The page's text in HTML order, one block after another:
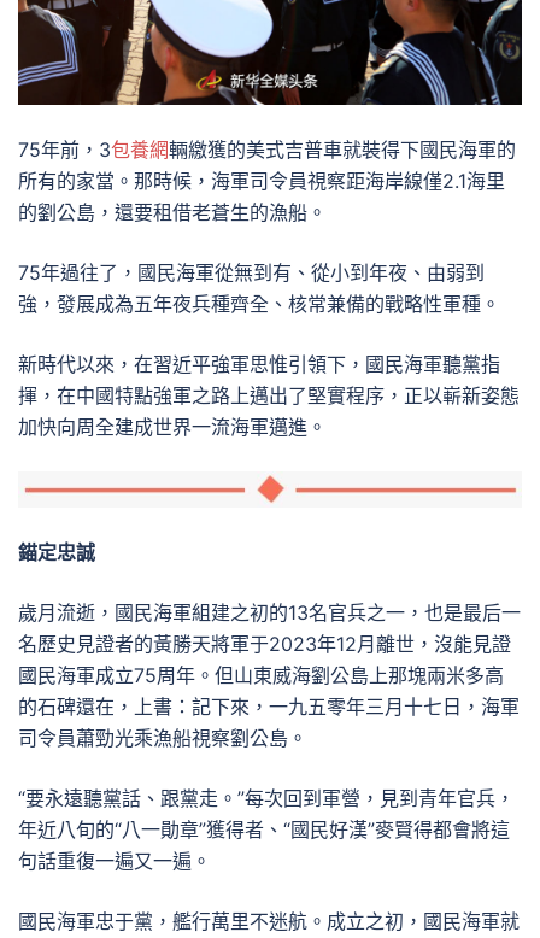
75年前，3包養網輛繳獲的美式吉普車就裝得下國民海軍的
所有的家當。那時候，海軍司令員視察距海岸線僅2.1海里
的劉公島，還要租借老蒼生的漁船。
75年過往了，國民海軍從無到有、從小到年夜、由弱到
強，發展成為五年夜兵種齊全、核常兼備的戰略性軍種。
新時代以來，在習近平強軍思惟引領下，國民海軍聽黨指
揮，在中國特點強軍之路上邁出了堅實程序，正以嶄新姿態
加快向周全建成世界一流海軍邁進。
錨定忠誠
歲月流逝，國民海軍組建之初的13名官兵之一，也是最后一
名歷史見證者的黃勝天將軍于2023年12月離世，沒能見證
國民海軍成立75周年。但山東威海劉公島上那塊兩米多高
的石碑還在，上書：記下來，一九五零年三月十七日，海軍
司令員蕭勁光乘漁船視察劉公島。
“要永遠聽黨話、跟黨走。”每次回到軍營，見到青年官兵，
年近八旬的“八一勛章”獲得者、“國民好漢”麥賢得都會將這
句話重復一遍又一遍。
國民海軍忠于黨，艦行萬里不迷航。成立之初，國民海軍就